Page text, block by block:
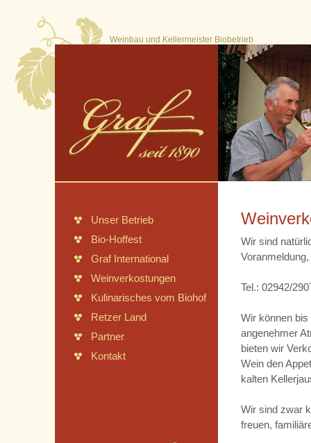
Weinbau und Kellermeister Biobetrieb
Unser Betrieb
Bio-Hoffest
Graf International
Weinverkostungen
Kulinarisches vom Biohof
Retzer Land
Partner
Kontakt
Wir sind
Tel.: 02942/
Wir können
angenehmer
bieten wir
Wein den
kalten
Wir sind zwar
freuen,